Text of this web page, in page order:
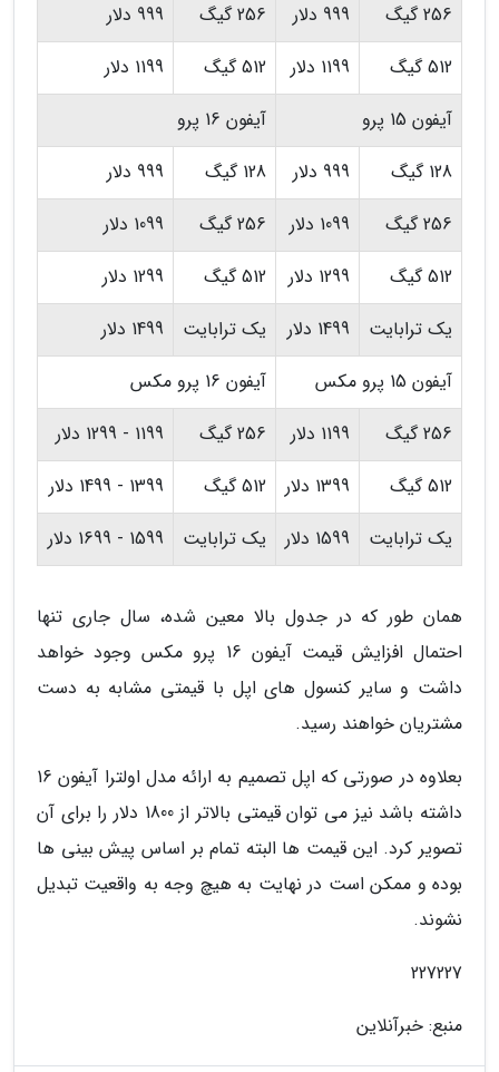
256 گیگ
999 دلار 256 گیگ
999 دلار
512 گیگ
1199 دلار 512 گیگ
1199 دلار
آیفون 15 پرو
آیفون 16 پرو
128 گیگ
999 دلار 128 گیگ
999 دلار
256 گیگ
1099 دلار 256 گیگ
1099 دلار
512 گیگ
1299 دلار 512 گیگ
1299 دلار
یک ترابایت
1499 دلار یک ترابایت
1499 دلار
آیفون 15 پرو مکس
آیفون 16 پرو مکس
256 گیگ
1199 دلار 256 گیگ
1199 - 1299 دلار
512 گیگ
1399 دلار 512 گیگ
1399 - 1499 دلار
یک ترابایت
1599 دلار یک ترابایت 1599 - 1699 دلار
همان طور که در جدول بالا معین شده، سال جاری تنها
احتمال افزایش قیمت آیفون 16 پرو مکس وجود خواهد
داشت و سایر کنسول های اپل با قیمتی مشابه به دست
مشتریان خواهند رسید.
بعلاوه در صورتی که اپل تصمیم به ارائه مدل اولترا آیفون 16
داشته باشد نیز می توان قیمتی بالاتر از 1800 دلار را برای آن
تصویر کرد. این قیمت ها البته تمام بر اساس پیش بینی ها
بوده و ممکن است در نهایت به هیچ وجه به واقعیت تبدیل
نشوند.
227227
منبع: خبرآنلاین